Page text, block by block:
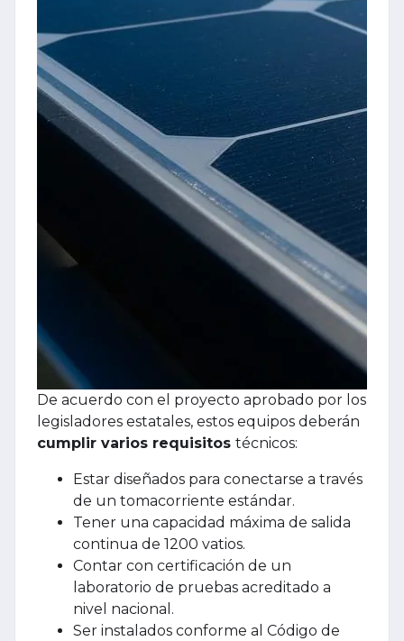
De acuerdo con el proyecto aprobado por los
legisladores estatales, estos equipos deberán
cumplir varios requisitos técnicos:
Estar diseñados para conectarse a través
de un tomacorriente estándar.
Tener una capacidad máxima de salida
continua de 1200 vatios.
Contar con certificación de un
laboratorio de pruebas acreditado a
nivel nacional.
Ser instalados conforme al Código de